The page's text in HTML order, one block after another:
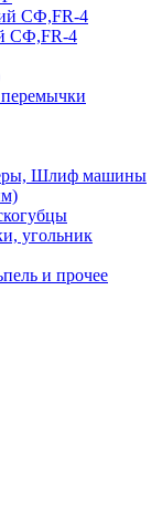
CФ,FR-4
СФ,FR-4
Шлиф машины
угольник
и прочее